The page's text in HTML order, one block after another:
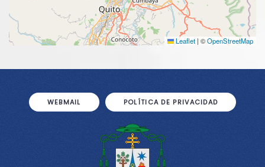
Leaflet | ©OpenStreetMap
WEBMAIL POLÍTICA DE PRIVACIDAD